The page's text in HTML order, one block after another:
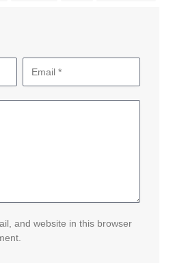
and website in this browser